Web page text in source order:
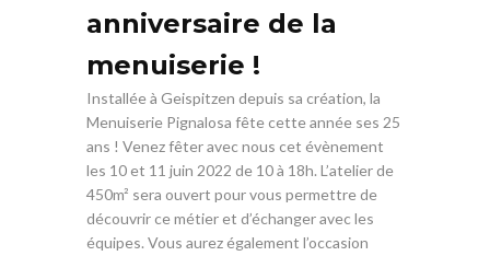
anniversaire de la
menuiserie !
Installée à Geispitzen depuis sa création, la
Menuiserie Pignalosa fête cette année ses 25
ans ! Venez fêter avec nous cet évènement
les 10 et 11 juin 2022 de 10 à 18h. L’atelier de
450m² sera ouvert pour vous permettre de
découvrir ce métier et d’échanger avec les
équipes. Vous aurez également l’occasion